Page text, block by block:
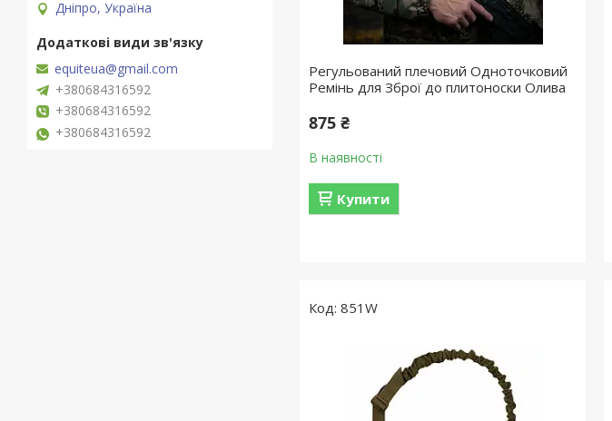
Регульований плечовий Одноточковий
Ремінь для Зброї до плитоноски Олива
875 ₴
В наявності
Купити
851W
Дніпро, Україна
equiteua@gmail.com
+380684316592
+380684316592
+380684316592